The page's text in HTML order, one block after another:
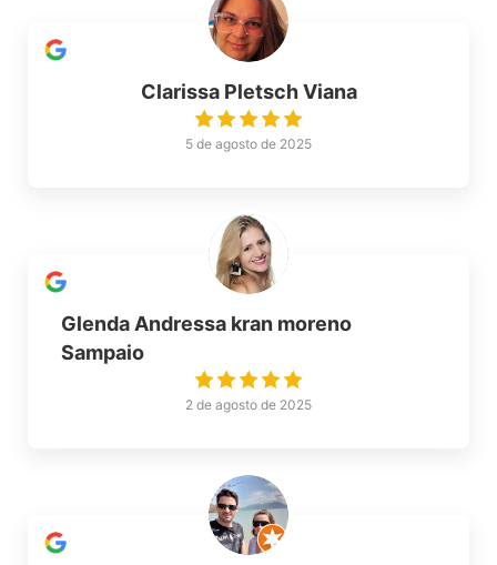
Clarissa Pletsch Viana
5 de agosto de 2025
Glenda Andressa kran moreno
Sampaio
2 de agosto de 2025